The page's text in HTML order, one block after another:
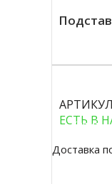
ЕСТЬ В
Доставка
Купить